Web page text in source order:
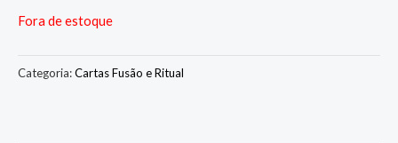
Fora de estoque
Categoria:Cartas Fusão e Ritual